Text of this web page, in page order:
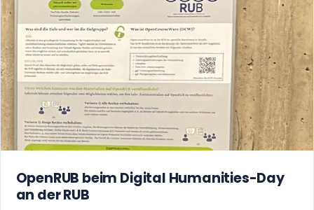
OpenRUB beim Digital Humanities-Day
an der RUB